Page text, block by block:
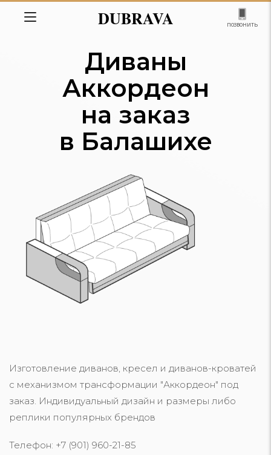
DUBRAVA позвонить
Диваны
Аккордеон
на заказ
в Балашихе
Изготовление диванов, кресел и диванов-кроватей
с механизмом трансформации "Аккордеон" под
заказ. Индивидуальный дизайн и размеры либо
реплики популярных брендов
Телефон: +7 (901) 960-21-85